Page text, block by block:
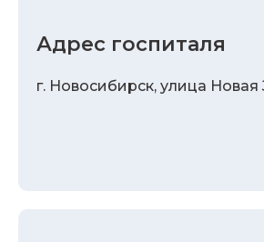
Адрес госпиталя
г. Новосибирск, улица Новая